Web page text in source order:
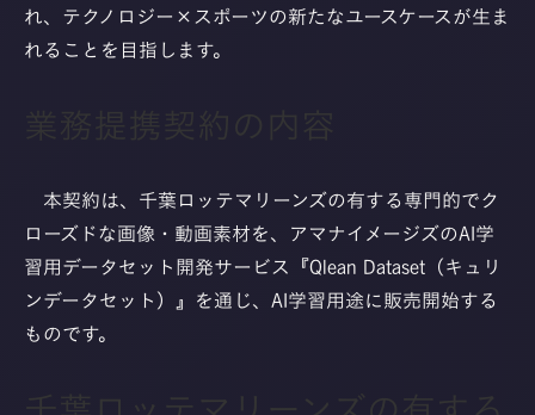
れ、テクノロジー×スポーツの新たなユースケースが生ま
れることを目指します。
本契約は、千葉ロッテマリーンズの有する専門的でク
ローズドな画像・動画素材を、アマナイメージズのAI学
習用データセット開発サービス『Qlean Dataset（キュリ
ンデータセット）』を通じ、AI学習用途に販売開始する
ものです。